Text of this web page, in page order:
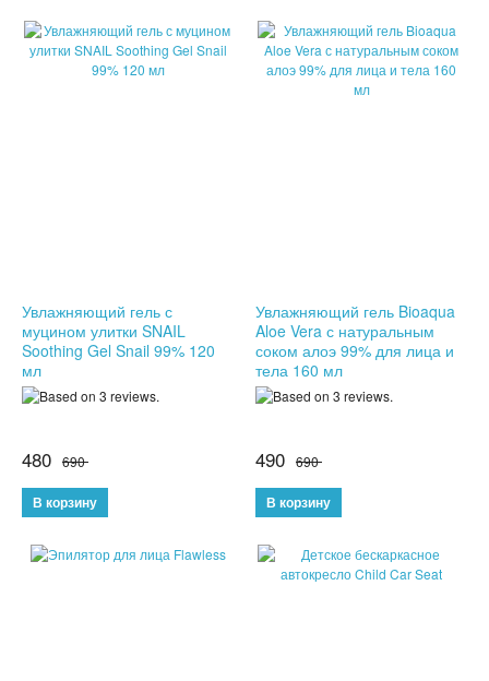
КОЖГАЛАНТЕРЕЯ
ПОДАРКИ И СУВЕНИРЫ
Увлажняющий гель с
муцином улитки SNAIL
Soothing Gel Snail 99% 120
мл
480 690
Увлажняющий гель Bioaqua
Aloe Vera с натуральным
соком алоэ 99% для лица и
тела 160 мл
490 690